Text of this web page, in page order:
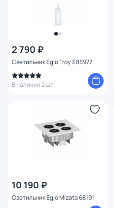
2 790 ₽
Светильник Eglo Troy 3 85977
В наличии 2 шт.
10 190 ₽
Светильник Eglo Mizata 68191